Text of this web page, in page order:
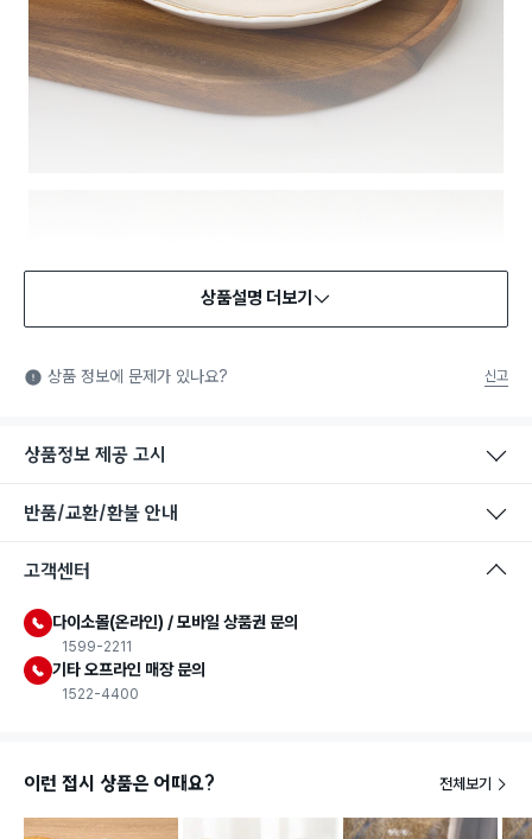
식품용 기구: 식품위생법에서 정한 규격에 따라 제조되어 식품 또
는 식품첨가물에 사용할 수 있는 식품용기구라는 표시입니다.
상품설명 더보기
상품 정보에 문제가 있나요? 신고
상품정보 제공 고시
반품/교환/환불 안내
고객센터
다이소몰(온라인) / 모바일 상품권 문의
1599-2211
기타 오프라인 매장 문의
1522-4400
이런 접시 상품은 어때요? 전체보기